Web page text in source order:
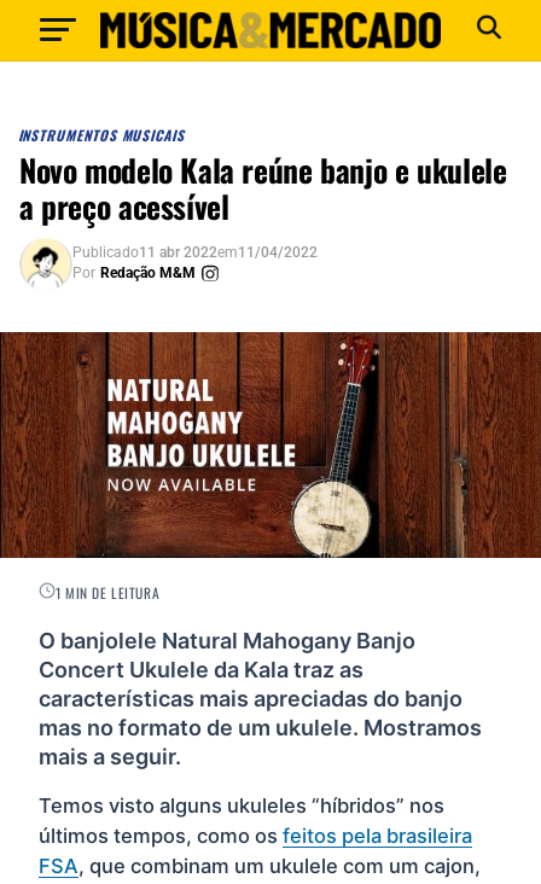
INSTRUMENTOS MUSICAIS
Novo modelo Kala reúne banjo e ukulele
a preço acessível
Publicado11 abr 2022em11/04/2022
Por Redação M&M
1 MIN DE LEITURA
O banjolele Natural Mahogany Banjo
Concert Ukulele da Kala traz as
características mais apreciadas do banjo
mas no formato de um ukulele. Mostramos
mais a seguir.
Temos visto alguns ukuleles “híbridos” nos
últimos tempos, como os feitos pela brasileira
FSA, que combinam um ukulele com um cajon,